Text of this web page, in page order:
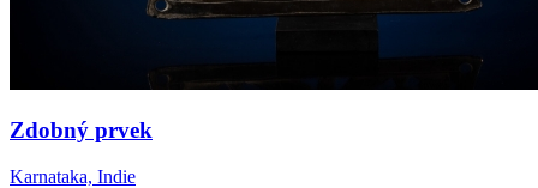
Zdobný prvek
Karnataka, Indie